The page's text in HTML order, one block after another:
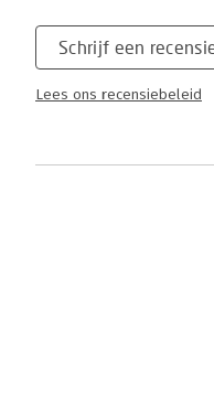
Schrijf een
Lees ons recensiebeleid